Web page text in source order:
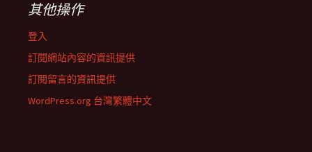
其他操作
登入
訂閱網站內容的資訊提供
訂閱留言的資訊提供
WordPress.org 台灣繁體中文